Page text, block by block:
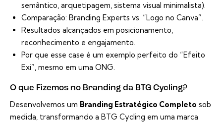
semântico, arquetipagem, sistema visual minimalista).
Comparação: Branding Experts vs. “Logo no Canva”.
Resultados alcançados em posicionamento,
reconhecimento e engajamento.
Por que esse case é um exemplo perfeito do “Efeito
Exi”, mesmo em uma ONG.
O que Fizemos no Branding da BTG Cycling?
Desenvolvemos um Branding Estratégico Completo sob
medida, transformando a BTG Cycling em uma marca